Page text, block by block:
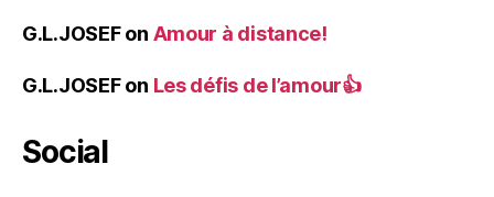
G.L.JOSEFon Amour à distance!
G.L.JOSEFon Les défis de l’amour👍
Social